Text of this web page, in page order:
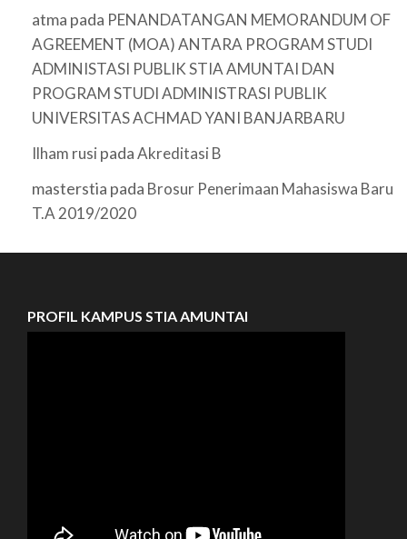
atma pada PENANDATANGAN MEMORANDUM OF
AGREEMENT (MOA) ANTARA PROGRAM STUDI
ADMINISTASI PUBLIK STIA AMUNTAI DAN
PROGRAM STUDI ADMINISTRASI PUBLIK
UNIVERSITAS ACHMAD YANI BANJARBARU
Ilham rusi padaAkreditasi B
masterstia pada Brosur Penerimaan Mahasiswa Baru
T.A 2019/2020
PROFIL KAMPUS STIA AMUNTAI